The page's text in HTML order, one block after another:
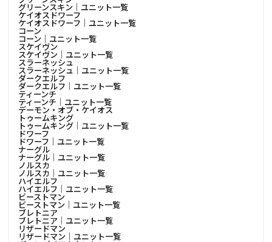
グリーンスキン│ユニット一覧
ケイオスドワーフ
ケイオスドワーフ│ユニット一覧
コーン
コーン│ユニット一覧
スケイヴン
スケイヴン│ユニット一覧
スラーネッシュ
スラーネッシュ│ユニット一覧
ダークエルフ
ダークエルフ│ユニット一覧
ティーンチ
ティーンチ│ユニット一覧
デーモン・オブ・ケイオス
トゥームキング
トゥームキング│ユニット一覧
ドワーフ
ドワーフ│ユニット一覧
ナーグル
ナーグル│ユニット一覧
ノルスカ
ノルスカ│ユニット一覧
ハイエルフ
ハイエルフ│ユニット一覧
ビーストマン
ビーストマン│ユニット一覧
ブレトニア
ブレトニア│ユニット一覧
リザードマン
リザードマン│ユニット一覧